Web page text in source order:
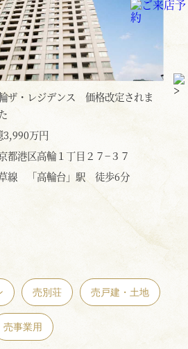
ィウス虎ノ門
5,800万円
都港区虎ノ門３丁目１６−６
メトロ日比谷線 「神谷町」駅
2分
ンション
物
売別荘 売戸建・土地
売事業用